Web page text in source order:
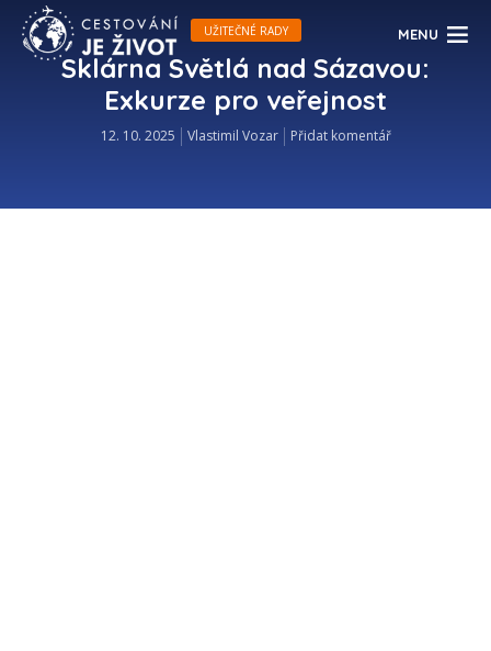
MENU
UŽITEČNÉ RADY
Sklárna Světlá nad Sázavou:
Exkurze pro veřejnost
12. 10. 2025 Vlastimil Vozar Přidat komentář